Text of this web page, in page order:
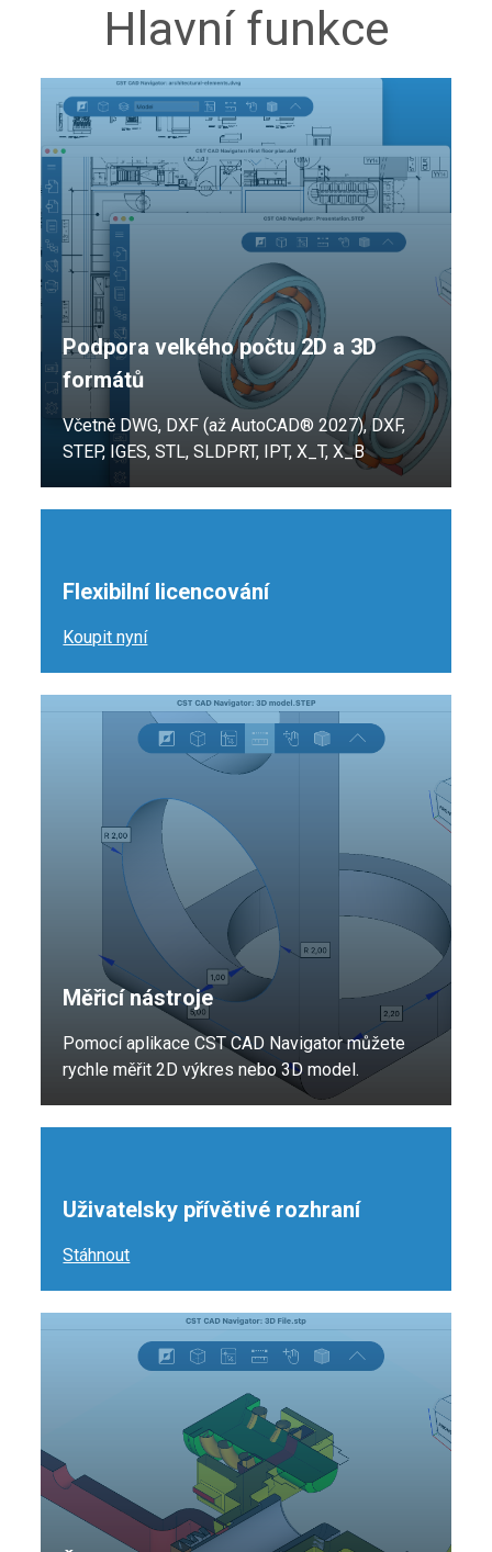
Hlavní funkce
Podpora velkého počtu 2D a 3D
formátů
Včetně DWG, DXF (až AutoCAD® 2027), DXF,
STEP, IGES, STL, SLDPRT, IPT, X_T, X_B
Flexibilní licencování
Koupit nyní
Uživatelsky přívětivé rozhraní
Stáhnout
Měřicí nástroje
Pomocí aplikace CST CAD Navigator můžete
rychle měřit 2D výkres nebo 3D model.